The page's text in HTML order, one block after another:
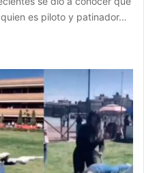
es piloto y patinador…